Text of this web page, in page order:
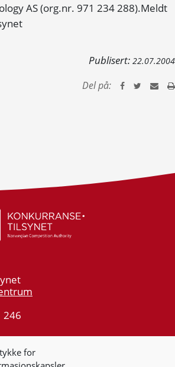
for
AS (org.nr. 971 234 288).Meldt
Publisert: 22.07.2004
Del på:
246
00